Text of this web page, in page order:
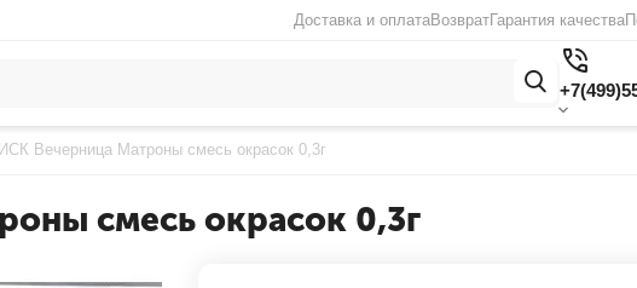
Доставка и оплатаВозвратГарантия качества
Вечерница Матроны смесь окрасок 0,3г
смесь окрасок 0,3г